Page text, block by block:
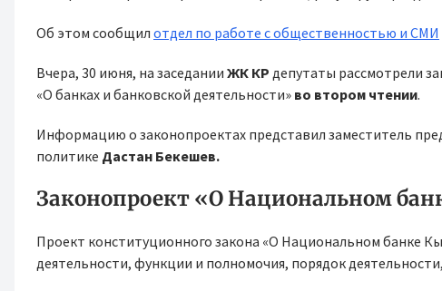
Об этом сообщил отдел по работе с общественностью и СМИ
Вчера, 30 июня, на заседании ЖК КР депутаты рассмотрели
«О банках и банковской деятельности» во втором чтении.
Информацию о законопроектах представил заместитель
политике Дастан Бекешев.
Законопроект «О Национальном
Проект конституционного закона «О Национальном банке
деятельности, функции и полномочия, порядок